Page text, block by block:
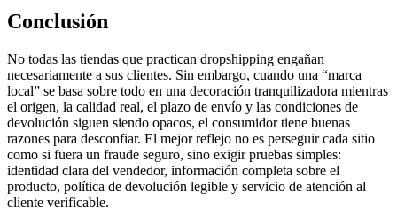
Conclusión
No todas las tiendas que practican dropshipping engañan
necesariamente a sus clientes. Sin embargo, cuando una “marca
local” se basa sobre todo en una decoración tranquilizadora mientras
el origen, la calidad real, el plazo de envío y las condiciones de
devolución siguen siendo opacos, el consumidor tiene buenas
razones para desconfiar. El mejor reflejo no es perseguir cada sitio
como si fuera un fraude seguro, sino exigir pruebas simples:
identidad clara del vendedor, información completa sobre el
producto, política de devolución legible y servicio de atención al
cliente verificable.